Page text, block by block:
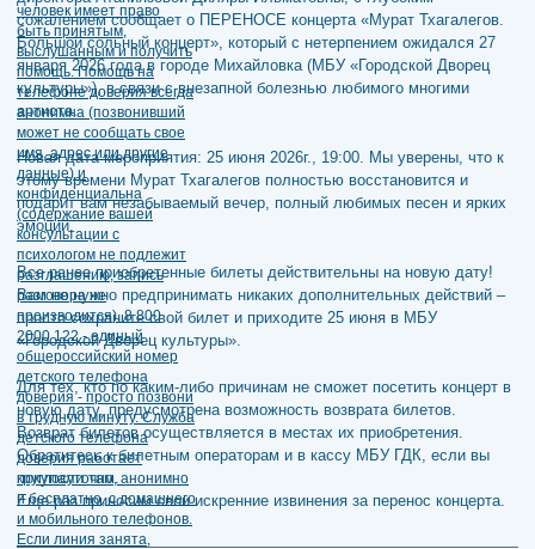
сожалением сообщает о ПЕРЕНОСЕ концерта «Мурат Тхагалегов.
Большой сольный концерт», который с нетерпением ожидался 27
января 2026 года в городе Михайловка (МБУ «Городской Дворец
культуры»), в связи с внезапной болезнью любимого многими
артиста.
Новая дата мероприятия: 25 июня 2026г., 19:00. Мы уверены, что к
этому времени Мурат Тхагалегов полностью восстановится и
подарит вам незабываемый вечер, полный любимых песен и ярких
эмоций.
Все ранее приобретенные билеты действительны на новую дату!
Вам не нужно предпринимать никаких дополнительных действий –
просто сохраните свой билет и приходите 25 июня в МБУ
«Городской Дворец культуры».
Для тех, кто по каким-либо причинам не сможет посетить концерт в
новую дату, предусмотрена возможность возврата билетов.
Возврат билетов осуществляется в местах их приобретения.
Обратитесь к билетным операторам и в кассу МБУ ГДК, если вы
покупали там.
Еще раз приносим свои искренние извинения за перенос концерта.